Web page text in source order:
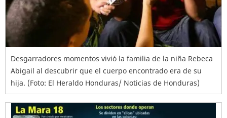
Desgarradores momentos vivió la familia de la niña Rebeca
Abigail al descubrir que el cuerpo encontrado era de su
hija. (Foto: El Heraldo Honduras/ Noticias de Honduras)